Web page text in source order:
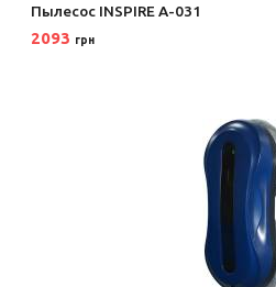
Пылесос INSPIRE A-031
2093 грн